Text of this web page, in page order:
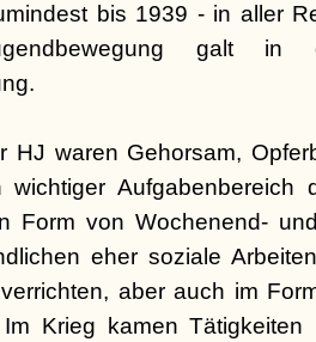
bis 1939 - in aller
galt in
HJ waren Gehorsam,
wichtiger
Form von Wochenend-
eher soziale
aber auch im
Krieg kamen